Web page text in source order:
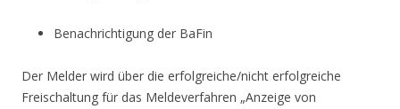
Benachrichtigung der BaFin
Der Melder wird über die erfolgreiche/nicht erfolgreiche
Freischaltung für das Meldeverfahren „Anzeige von